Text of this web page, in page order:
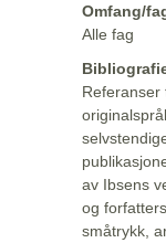
Omfang/
Alle fag
Referanser
av Ibsens
og
småtrykk,